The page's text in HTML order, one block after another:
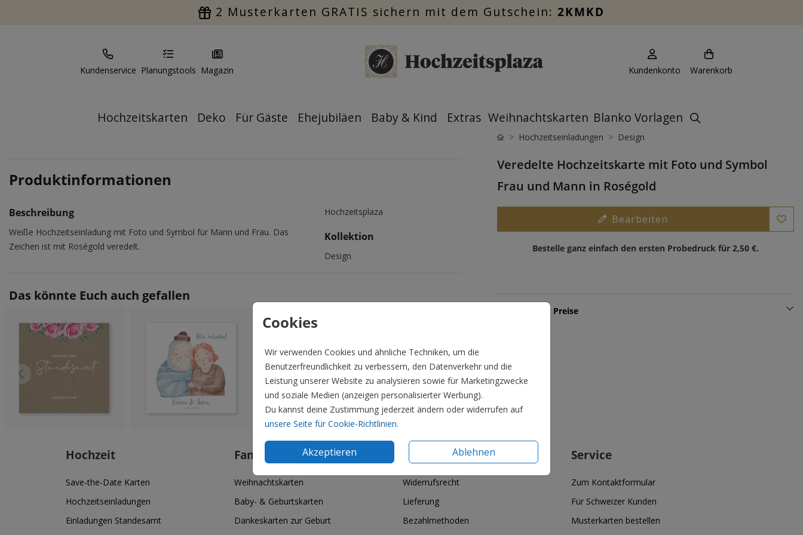
2 Musterkarten GRATIS sichern mit dem Gutschein: 2KMKD
Kundenservice Planungstools Magazin Kundenkonto Warenkorb
Hochzeitskarten Deko Für Gäste Ehejubiläen Baby & Kind Extras Weihnachtskarten Blanko Vorlagen
Cookies
Wir verwenden Cookies und ähnliche Techniken, um die
Benutzerfreundlichkeit zu verbessern, den Datenverkehr und die
Leistung unserer Website zu analysieren sowie für Marketingzwecke
und soziale Medien (anzeigen personalisierter Werbung).
Du kannst deine Zustimmung jederzeit ändern oder widerrufen auf
unsere Seite für Cookie-Richtlinien.
Akzeptieren Ablehnen
Produktinformationen
Beschreibung
Weiße Hochzeitseinladung mit Foto und Symbol für Mann und Frau. Das
Zeichen ist mit Roségold veredelt.
Hochzeitsplaza
Kollektion
Design
Das könnte Euch auch gefallen
Hochzeitseinladungen Design
Veredelte Hochzeitskarte mit Foto und Symbol
Frau und Mann in Roségold
Bearbeiten
Bestelle ganz einfach den ersten Probedruck für 2,50 €.
Formate und Preise
Hochzeit
Save-the-Date Karten
Hochzeitseinladungen
Einladungen Standesamt
Familie & Feiertage
Weihnachtskarten
Baby- & Geburtskarten
Dankeskarten zur Geburt
Informationen
Widerrufsrecht
Lieferung
Bezahlmethoden
Service
Zum Kontaktformular
Für Schweizer Kunden
Musterkarten bestellen